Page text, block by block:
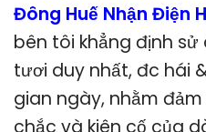
Đông Huế Nhận Điện
bên tôi khẳng định
tươi duy nhất, đc hái
gian ngày, nhằm
chắc và kiên cố của